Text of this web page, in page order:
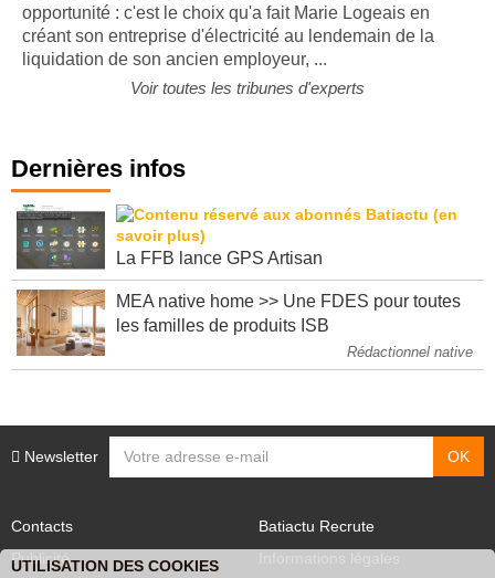
opportunité : c'est le choix qu'a fait Marie Logeais en
créant son entreprise d'électricité au lendemain de la
liquidation de son ancien employeur, ...
Voir toutes les tribunes d'experts
Dernières infos
La FFB lance GPS Artisan
MEA native home >> Une FDES pour toutes
les familles de produits ISB
Rédactionnel native
Newsletter
Contacts
Publicité
Batiactu Recrute
UTILISATION DES COOKIES